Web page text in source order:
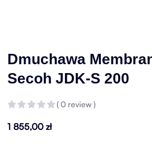
Dmuchawa
Secoh JDK-S 200
( 0 review )
1 855,00zł